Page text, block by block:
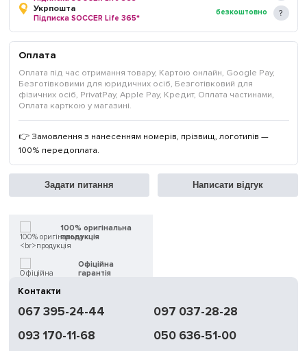
Укрпошта
Підписка SOCCER Life 365*
безкоштовно
Оплата
Оплата під час отримання товару, Картою онлайн, Google Pay,
Безготівковими для юридичних осіб, Безготівковий для
фізичних осіб, PrivatPay, Apple Pay, Кредит, Оплата частинами,
Оплата карткою у магазині.
👉 Замовлення з нанесенням номерів, прізвищ, логотипів —
100% передоплата.
Задати питання Написати відгук
100% оригінальна
продукція
Офіційна
гарантія
доставка
Обмін | Повернення
Контакти
067 395-24-44
097 037-28-28
093 170-11-68
050 636-51-00